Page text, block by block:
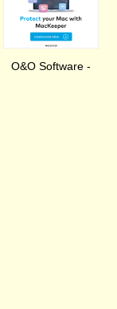
O&O Software -